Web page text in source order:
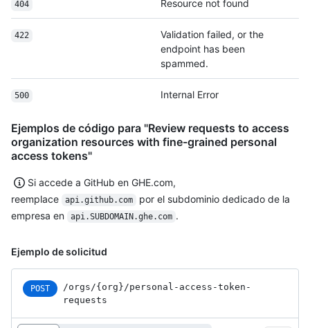
404 Resource not found
422
Validation failed, or the
endpoint has been
spammed.
500 Internal Error
Ejemplos de código para "Review requests to access
organization resources with fine-grained personal
access tokens"
Si accede a GitHub en GHE.com,
reemplace
api.github.com
por el subdominio dedicado de la
empresa en
api.SUBDOMAIN.ghe.com .
Ejemplo de solicitud
POST /orgs/{org}/personal-access-token-
requests